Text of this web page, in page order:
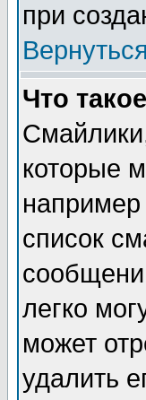
при
Что
которые
например
список
легко
может
удалить